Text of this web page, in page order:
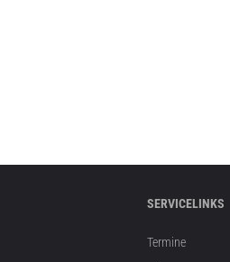
SERVICELINKS
Termine